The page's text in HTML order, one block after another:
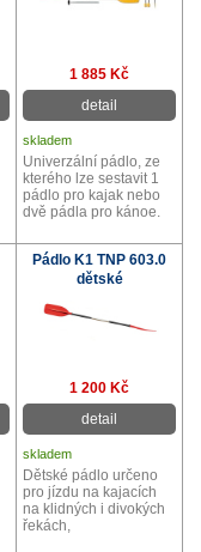
1 885 Kč
detail
skladem
Univerzální pádlo, ze
kterého lze sestavit 1
pádlo pro kajak nebo
dvě pádla pro kánoe.
Pádlo K1 TNP 603.0
dětské
1 200 Kč
detail
skladem
Dětské pádlo určeno
pro jízdu na kajacích
na klidných i divokých
řekách,